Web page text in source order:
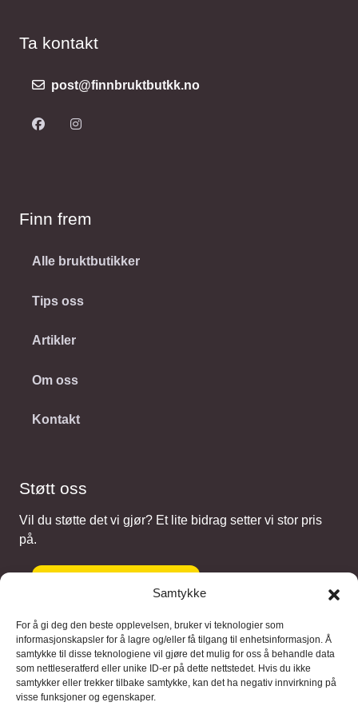
Samtykke
For å gi deg den beste opplevelsen, bruker vi teknologier som
informasjonskapsler for å lagre og/eller få tilgang til enhetsinformasjon. Å
samtykke til disse teknologiene vil gjøre det mulig for oss å behandle data
som nettleseratferd eller unike ID-er på dette nettstedet. Hvis du ikke
samtykker eller trekker tilbake samtykke, kan det ha negativ innvirkning på
visse funksjoner og egenskaper.
Ta kontakt
post@finnbruktbutkk.no
Finn frem
Alle bruktbutikker
Tips oss
Artikler
Om oss
Kontakt
Støtt oss
Vil du støtte det vi gjør? Et lite bidrag setter vi stor pris
på.
Gi et bidrag
Samarbeidspartnere
Blaaregn – digitale tjenester